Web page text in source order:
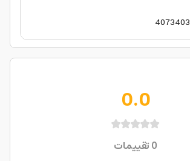
4073403
0.0
0تقييمات